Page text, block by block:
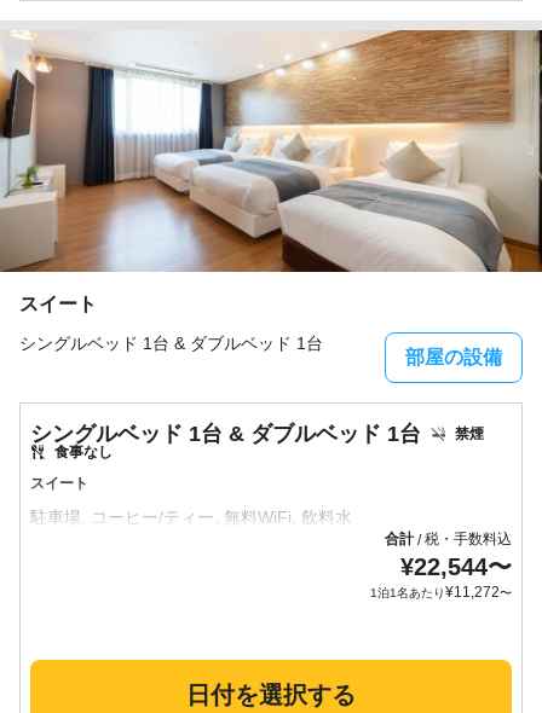
スイート
シングルベッド 1台 & ダブルベッド 1台
部屋の設備
スイート
禁煙
食事なし
シングルベッド 1台 & ダブルベッド 1台
合計/税・手数料込
¥22,544〜
1泊1名あたり¥11,272〜
日付を選択する